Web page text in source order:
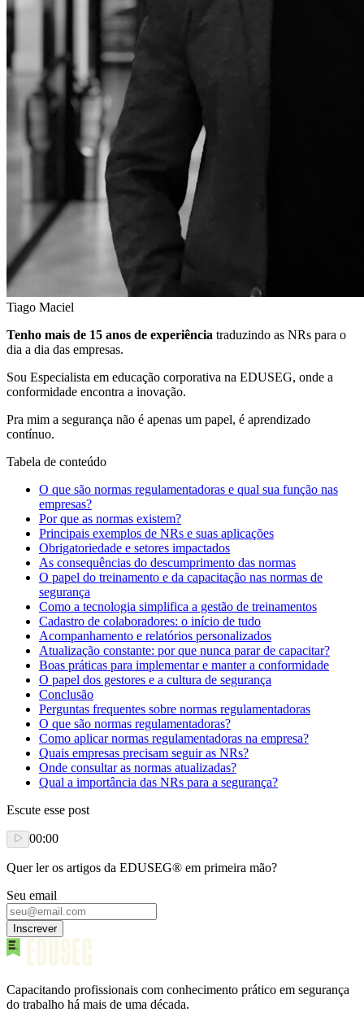
Tiago Maciel
Tenho mais de 15 anos de experiência traduzindo as NRs para o
dia a dia das empresas.
Sou Especialista em educação corporativa na EDUSEG, onde a
conformidade encontra a inovação.
Pra mim a segurança não é apenas um papel, é aprendizado
contínuo.
Tabela de conteúdo
O que são normas regulamentadoras e qual sua função nas
empresas?
Por que as normas existem?
Principais exemplos de NRs e suas aplicações
Obrigatoriedade e setores impactados
As consequências do descumprimento das normas
O papel do treinamento e da capacitação nas normas de
segurança
Como a tecnologia simplifica a gestão de treinamentos
Cadastro de colaboradores: o início de tudo
Acompanhamento e relatórios personalizados
Atualização constante: por que nunca parar de capacitar?
Boas práticas para implementar e manter a conformidade
O papel dos gestores e a cultura de segurança
Conclusão
Perguntas frequentes sobre normas regulamentadoras
O que são normas regulamentadoras?
Como aplicar normas regulamentadoras na empresa?
Quais empresas precisam seguir as NRs?
Onde consultar as normas atualizadas?
Qual a importância das NRs para a segurança?
Escute esse post
00:00
Quer ler os artigos da EDUSEG® em primeira mão?
Seu email
Inscrever
Capacitando profissionais com conhecimento prático em segurança
do trabalho há mais de uma década.